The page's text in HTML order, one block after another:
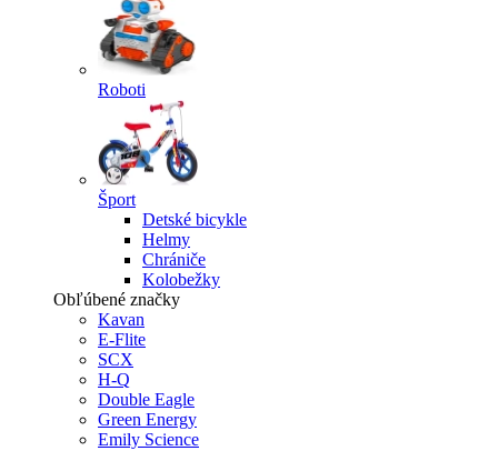
Roboti
Šport
Detské bicykle
Helmy
Chrániče
Kolobežky
Obľúbené značky
Kavan
E-Flite
SCX
H-Q
Double Eagle
Green Energy
Emily Science